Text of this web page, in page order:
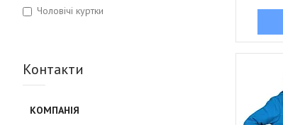
Чоловічі куртки
Контакти